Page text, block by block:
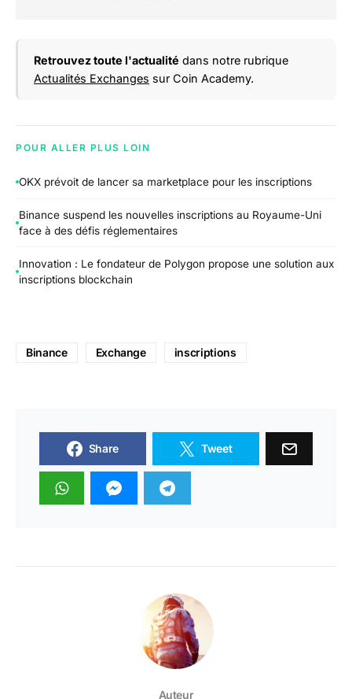
Retrouvez toute l'actualité dans notre rubrique
Actualités Exchanges sur Coin Academy.
POUR ALLER PLUS LOIN
OKX prévoit de lancer sa marketplace pour les inscriptions
Binance suspend les nouvelles inscriptions au Royaume-Uni
face à des défis réglementaires
Innovation : Le fondateur de Polygon propose une solution aux
inscriptions blockchain
Binance Exchange inscriptions
Share Tweet
Auteur